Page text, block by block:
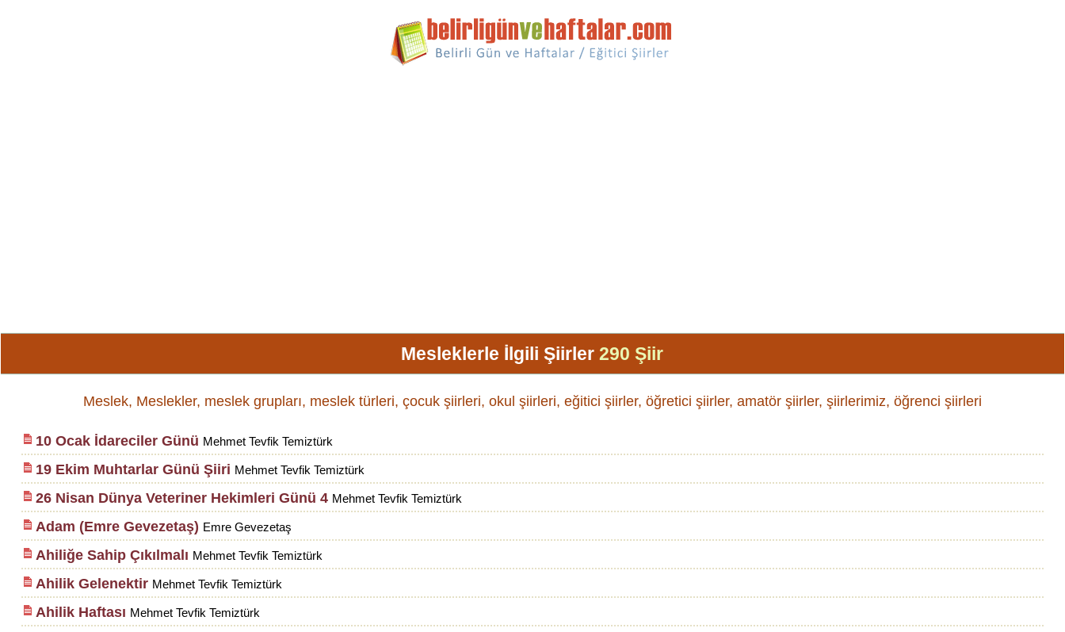
Mesleklerle İlgili Şiirler290 Şiir
Meslek, Meslekler, meslek grupları, meslek türleri, çocuk şiirleri, okul şiirleri, eğitici şiirler, öğretici şiirler, amatör şiirler, şiirlerimiz, öğrenci şiirleri
10 Ocak İdareciler Günü Mehmet Tevfik Temiztürk
19 Ekim Muhtarlar Günü Şiiri Mehmet Tevfik Temiztürk
26 Nisan Dünya Veteriner Hekimleri Günü 4 Mehmet Tevfik Temiztürk
Adam (Emre Gevezetaş) Emre Gevezetaş
Ahiliğe Sahip Çıkılmalı Mehmet Tevfik Temiztürk
Ahilik Gelenektir Mehmet Tevfik Temiztürk
Ahilik Haftası Mehmet Tevfik Temiztürk